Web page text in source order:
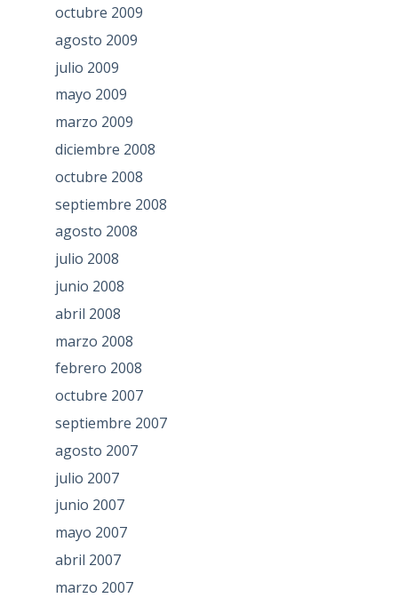
octubre 2009
agosto 2009
julio 2009
mayo 2009
marzo 2009
diciembre 2008
octubre 2008
septiembre 2008
agosto 2008
julio 2008
junio 2008
abril 2008
marzo 2008
febrero 2008
octubre 2007
septiembre 2007
agosto 2007
julio 2007
junio 2007
mayo 2007
abril 2007
marzo 2007